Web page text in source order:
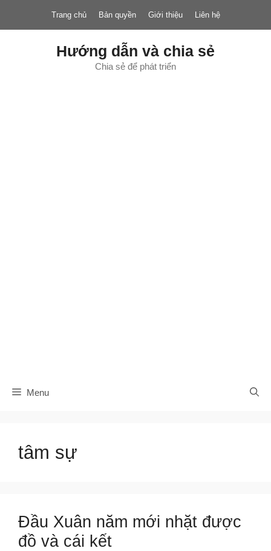
nội
Trang chủ Bản quyền Giới thiệu Liên hệ
Hướng dẫn và chia sẻ
Chia sẻ để phát triển
Menu
tâm sự
Đầu Xuân năm mới nhặt được
đồ và cái kết